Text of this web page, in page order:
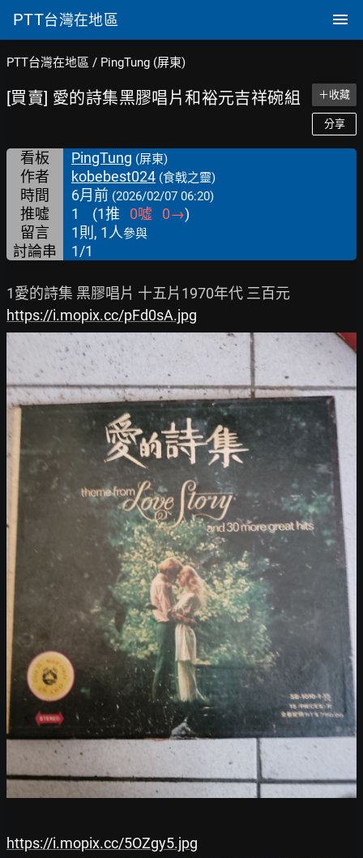
PTT台灣在地區
PTT台灣在地區 / PingTung (屏東)
[買賣] 愛的詩集黑膠唱片和裕元吉祥碗組 ＋收藏
分享
看板 PingTung (屏東)
作者 kobebest024 (食戟之靈)
時間 6月前 (2026/02/07 06:20)
推噓 1 (1推 0噓 0→)
留言
1則, 1人參與
討論串 1/1
https://i.mopix.cc/pFd0sA.jpg
https://i.mopix.cc/5OZgy5.jpg